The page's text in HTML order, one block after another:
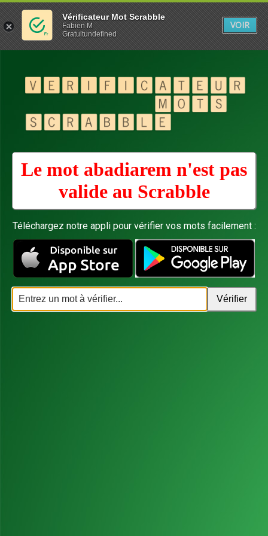
Le mot abadiarem n'est pas
valide au Scrabble
Téléchargez notre appli pour vérifier vos mots facilement :
Vérificateur Mot Scrabble
Fabien M
Gratuitundefined
VOIR